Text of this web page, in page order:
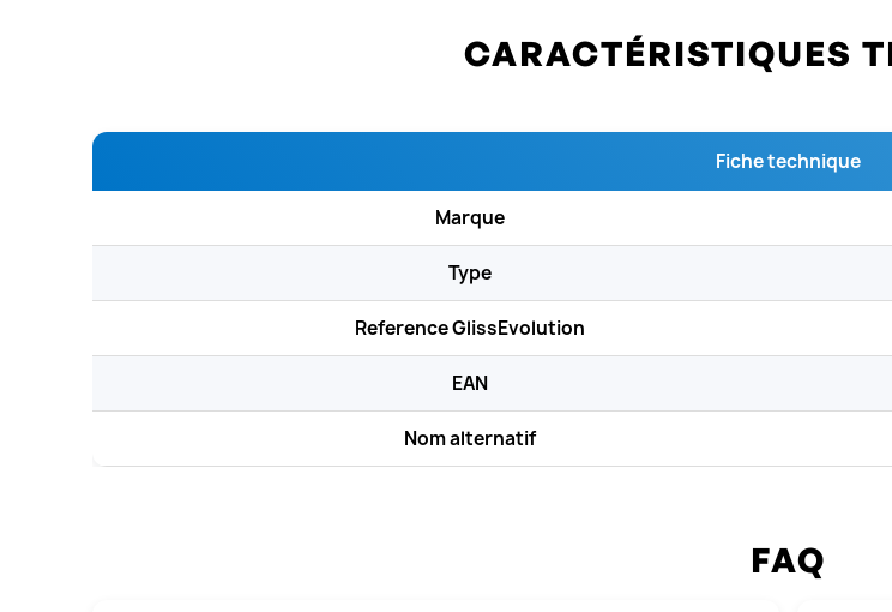
CARACTÉRISTIQUES
Fiche technique
Marque
Type
Reference GlissEvolution
EAN
Nom alternatif
FAQ